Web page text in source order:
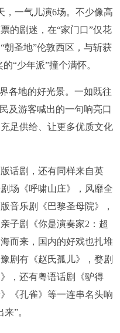
，一气儿演6场。不少像高
的剧迷，在“家门口”仅花
朝圣地”伦敦西区，与斩获
“少年派”撞个满怀。
地的好光景。一如既往
及游客喊出的一句响亮口
足供给、让更多优质文化
话剧，还有同样来自英
场《呼啸山庄》，风靡全
音乐剧《巴黎圣母院》，
子剧《你是演奏家2：超
而来，国内的好戏也扎堆
剧有《赵氏孤儿》，婺剧
，还有粤语话剧《驴得
《孔雀》等一连串名头响
”。